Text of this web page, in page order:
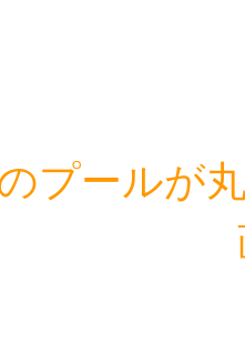
プールが